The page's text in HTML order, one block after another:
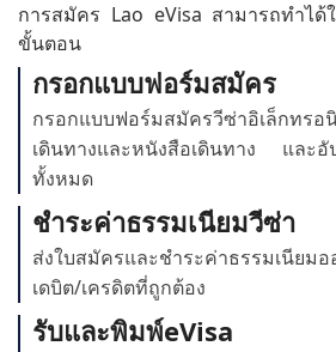
การสมัคร Lao eVisa สามารถทำได้
ขั้นตอน
กรอกแบบฟอร์มสมัคร
กรอกแบบฟอร์มสมัครวีซ่าอิเล็กทรอ
เดินทางและหนังสือเดินทาง และอั
ทั้งหมด
ชำระค่าธรรมเนียมวีซ่า
ส่งใบสมัครและชำระค่าธรรมเนียม
เดบิต/เครดิตที่ถูกต้อง
รับและพิมพ์eVisa